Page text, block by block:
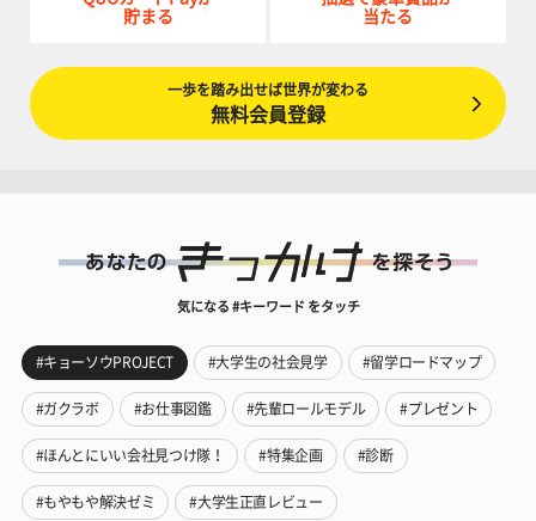
貯まる
当たる
一歩を踏み出せば世界が変わる
無料会員登録
気になる #キーワード をタッチ
#キョーソウPROJECT #大学生の社会見学 #留学ロードマップ
#ガクラボ #お仕事図鑑 #先輩ロールモデル #プレゼント
#ほんとにいい会社見つけ隊！ #特集企画 #診断
#もやもや解決ゼミ #大学生正直レビュー